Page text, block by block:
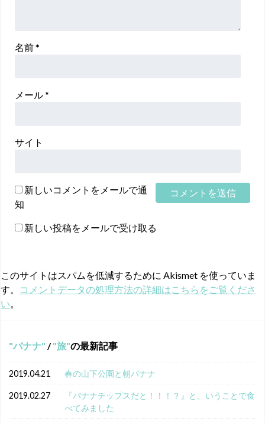
名前*
メール*
サイト
新しいコメントをメールで通
知
新しい投稿をメールで受け取る
このサイトはスパムを低減するために Akismet を使っていま
す。
コメントデータの処理方法の詳細はこちらをご覧くださ
い
バナナ / 旅 の最新記事
2019.04.21 春の山下公園と朝バナナ
2019.02.27
『バナナチップスだと！！！？』と、いうことで食
べてみました